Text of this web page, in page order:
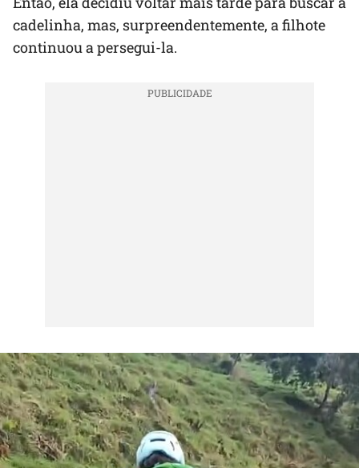
cadelinha, mas, surpreendentemente, a filhote
continuou a persegui-la.